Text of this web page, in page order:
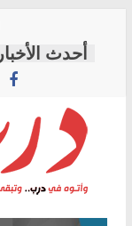
content
درب
وأتوه